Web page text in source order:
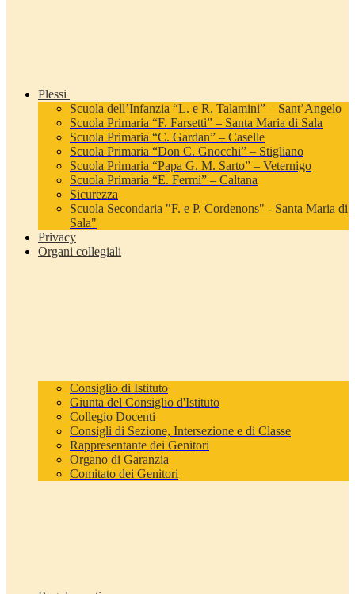
Plessi
Scuola dell’Infanzia “L. e R. Talamini” – Sant’Angelo
Scuola Primaria “F. Farsetti” – Santa Maria di Sala
Scuola Primaria “C. Gardan” – Caselle
Scuola Primaria “Don C. Gnocchi” – Stigliano
Scuola Primaria “Papa G. M. Sarto” – Veternigo
Scuola Primaria “E. Fermi” – Caltana
Sicurezza
Scuola Secondaria "F. e P. Cordenons" - Santa Maria di
Sala"
Privacy
Organi collegiali
Consiglio di Istituto
Giunta del Consiglio d'Istituto
Collegio Docenti
Consigli di Sezione, Intersezione e di Classe
Rappresentante dei Genitori
Organo di Garanzia
Comitato dei Genitori